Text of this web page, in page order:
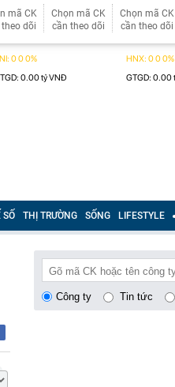
mã CK
dõi
Chọn mã CK
cần theo dõi
Chọn mã CK
cần theo dõi
SỐ THỊ TRƯỜNG SỐNG LIFESTYLE
Công ty Tin tức